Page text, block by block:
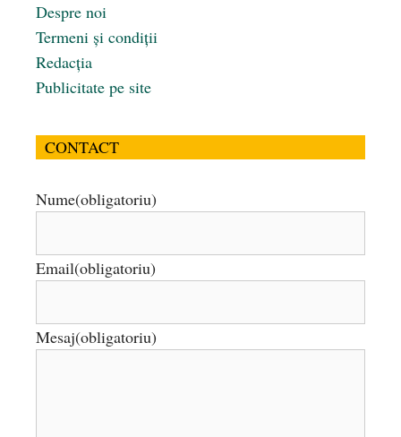
Despre noi
Termeni și condiții
Redacția
Publicitate pe site
CONTACT
Nume(obligatoriu)
Email(obligatoriu)
Mesaj(obligatoriu)